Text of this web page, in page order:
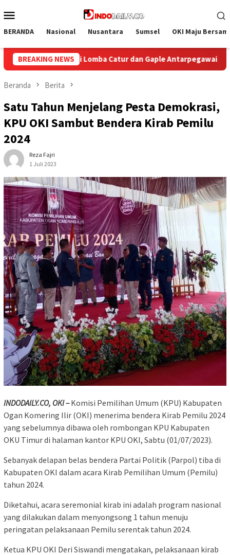
ke
Mobile
BERANDA Nasional Nusantara Sumsel OKI Maju
BREAKING NEWS
Gaple Antarpegawai Lapas Perempuan Palembang
Beranda Berita
Satu Tahun Menjelang Pesta Demokrasi,
KPU OKI Sambut Bendera Kirab Pemilu
2024
Reza Fajri
1 Juli 2023
INDODAILY.CO, OKI –Komisi Pemilihan Umum (KPU) Kabupaten
Ogan Komering Ilir (OKI) menerima bendera Kirab Pemilu 2024
yang sebelumnya dibawa oleh rombongan KPU Kabupaten
OKU Timur di halaman kantor KPU OKI, Sabtu (01/07/2023).
Sebanyak delapan belas bendera Partai Politik (Parpol) tiba di
Kabupaten OKI dalam acara Kirab Pemilihan Umum (Pemilu)
tahun 2024.
Diketahui, acara seremonial kirab ini adalah program nasional
yang dilakukan dalam menyongsong 1 tahun menuju
peringatan pelaksanaan Pemilu serentak tahun 2024.
Ketua KPU OKI Deri Siswandi mengatakan, pelaksanaan kirab